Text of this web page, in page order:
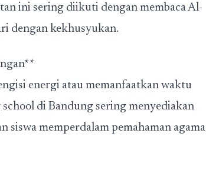
ini sering diikuti dengan membaca Al-
dengan kekhusyukan.
energi atau memanfaatkan waktu
di Bandung sering menyediakan
memperdalam pemahaman agama